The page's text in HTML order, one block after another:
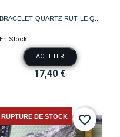
BRACELET QUARTZ RUTILE Q...
En Stock
ACHETER
17,40 €
RUPTURE DE STOCK favorite_border